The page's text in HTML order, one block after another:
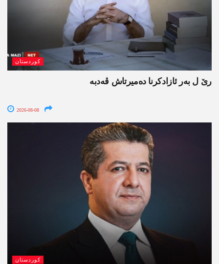
کوردستان
رێ ل بەر ئازادکرنا دەمیرتاش ڤەدبە
2026-08-08
کوردستان